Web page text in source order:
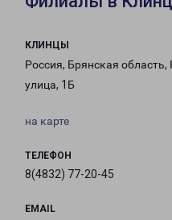
КЛИНЦЫ
Россия, Брянская
улица, 1Б
на карте
ТЕЛЕФОН
8(4832) 77-20-45
EMAIL